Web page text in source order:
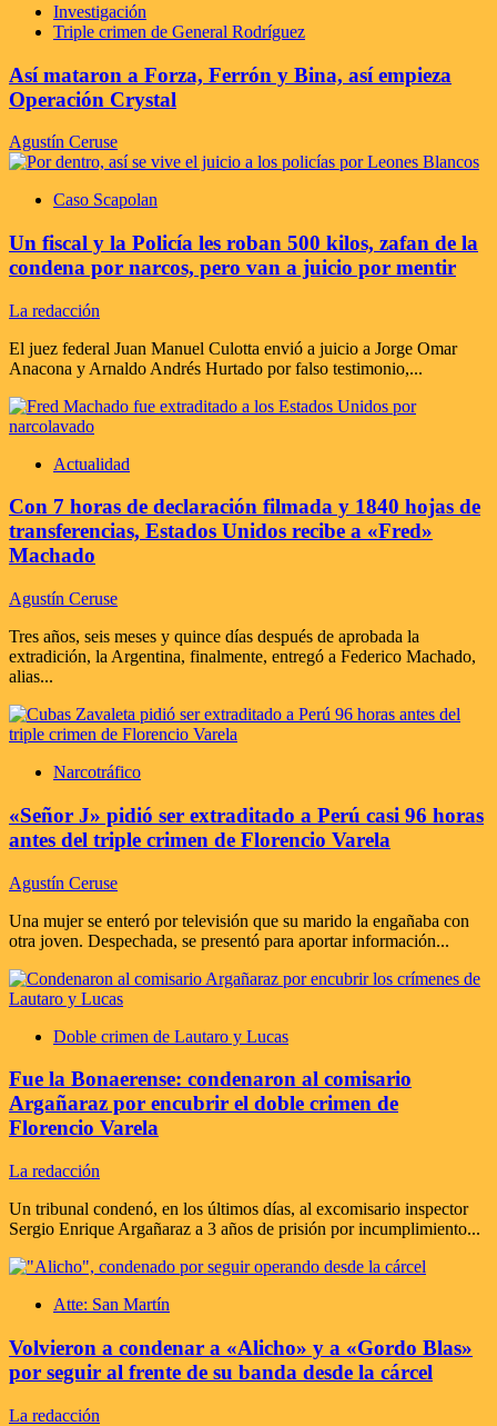
Investigación
Triple crimen de General Rodríguez
Así mataron a Forza, Ferrón y Bina, así empieza
Operación Crystal
Agustín Ceruse
Caso Scapolan
Un fiscal y la Policía les roban 500 kilos, zafan de la
condena por narcos, pero van a juicio por mentir
La redacción
El juez federal Juan Manuel Culotta envió a juicio a Jorge Omar
Anacona y Arnaldo Andrés Hurtado por falso testimonio,...
Actualidad
Con 7 horas de declaración filmada y 1840 hojas de
transferencias, Estados Unidos recibe a «Fred»
Machado
Agustín Ceruse
Tres años, seis meses y quince días después de aprobada la
extradición, la Argentina, finalmente, entregó a Federico Machado,
alias...
Narcotráfico
«Señor J» pidió ser extraditado a Perú casi 96 horas
antes del triple crimen de Florencio Varela
Agustín Ceruse
Una mujer se enteró por televisión que su marido la engañaba con
otra joven. Despechada, se presentó para aportar información...
Doble crimen de Lautaro y Lucas
Fue la Bonaerense: condenaron al comisario
Argañaraz por encubrir el doble crimen de
Florencio Varela
La redacción
Un tribunal condenó, en los últimos días, al excomisario inspector
Sergio Enrique Argañaraz a 3 años de prisión por incumplimiento...
Atte: San Martín
Volvieron a condenar a «Alicho» y a «Gordo Blas»
por seguir al frente de su banda desde la cárcel
La redacción